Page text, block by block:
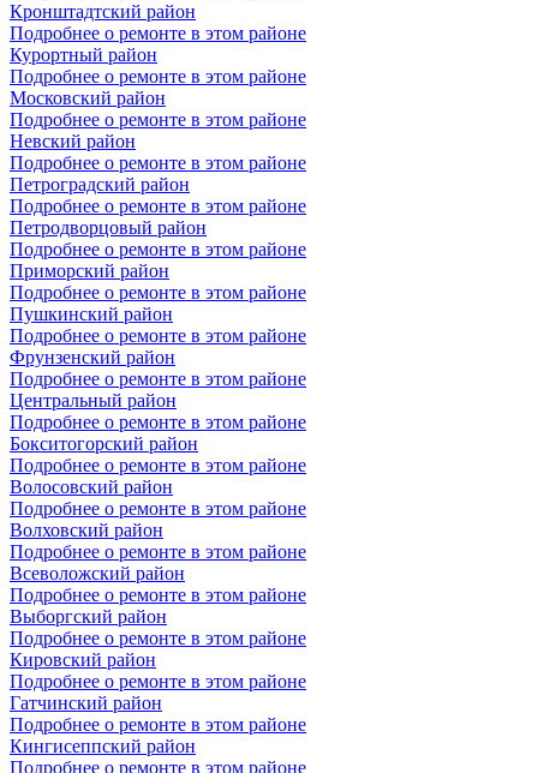
Кронштадтский район
Подробнее о ремонте в этом районе
Курортный район
Подробнее о ремонте в этом районе
Московский район
Подробнее о ремонте в этом районе
Невский район
Подробнее о ремонте в этом районе
Петроградский район
Подробнее о ремонте в этом районе
Петродворцовый район
Подробнее о ремонте в этом районе
Приморский район
Подробнее о ремонте в этом районе
Пушкинский район
Подробнее о ремонте в этом районе
Фрунзенский район
Подробнее о ремонте в этом районе
Центральный район
Подробнее о ремонте в этом районе
Бокситогорский район
Подробнее о ремонте в этом районе
Волосовский район
Подробнее о ремонте в этом районе
Волховский район
Подробнее о ремонте в этом районе
Всеволожский район
Подробнее о ремонте в этом районе
Выборгский район
Подробнее о ремонте в этом районе
Кировский район
Подробнее о ремонте в этом районе
Гатчинский район
Подробнее о ремонте в этом районе
Кингисеппский район
Подробнее о ремонте в этом районе